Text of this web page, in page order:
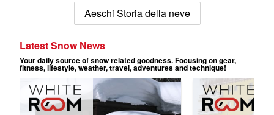
Aeschi Storia della neve